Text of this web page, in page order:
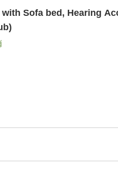
Sofa bed, Hearing